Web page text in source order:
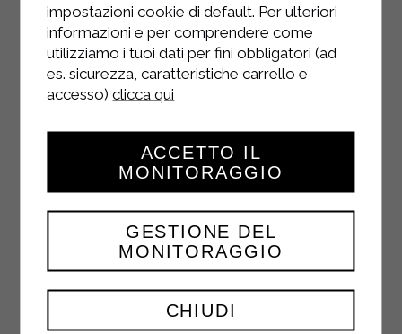
INSTAGRAM
FACEBOOK
impostazioni cookie di default. Per ulteriori
informazioni e per comprendere come
utilizziamo i tuoi dati per fini obbligatori (ad
es. sicurezza, caratteristiche carrello e
accesso)clicca qui
CHIUDI
GESTIONE DEL
MONITORAGGIO
ACCETTO IL
MONITORAGGIO